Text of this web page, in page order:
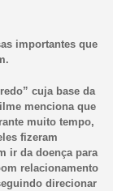
importantes que
cuja base da
menciona que
muito tempo,
fizeram
ir da doença para
relacionamento
direcionar